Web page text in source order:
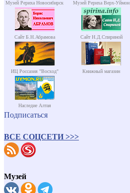
Музей Рериха Новосибирск Музей Рериха Верх-Уймон
Сайт Б.Н.Абрамова Сайт Н.Д.Спириной
ИЦ Россазия "Восход" Книжный магазин
Наследие Алтая
Подписаться
ВСЕ СОЦСЕТИ >>>
Музей